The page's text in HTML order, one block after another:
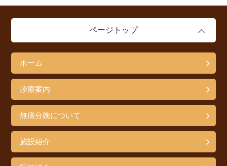
ページトップ
ホーム
診療案内
無痛分娩について
施設紹介